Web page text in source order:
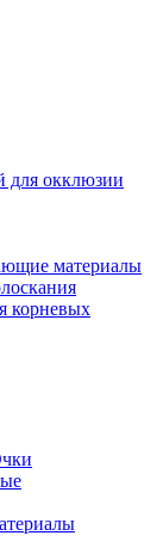
для окклюзии
материалы
корневых